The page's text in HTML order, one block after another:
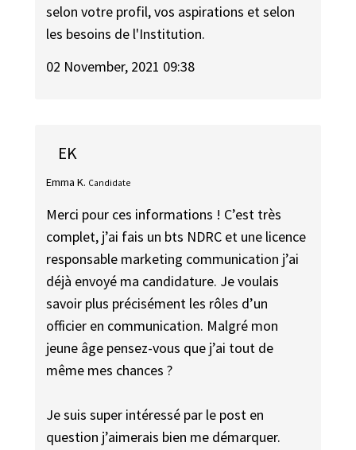
selon votre profil, vos aspirations et selon
les besoins de l'Institution.
02 November, 2021 09:38
EK
Emma K. Candidate
Merci pour ces informations ! C’est très
complet, j’ai fais un bts NDRC et une licence
responsable marketing communication j’ai
déjà envoyé ma candidature. Je voulais
savoir plus précisément les rôles d’un
officier en communication. Malgré mon
jeune âge pensez-vous que j’ai tout de
même mes chances ?
Je suis super intéressé par le post en
question j’aimerais bien me démarquer.